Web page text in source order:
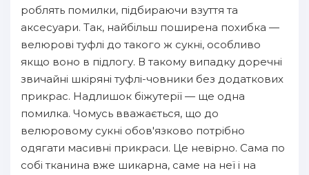
роблять помилки, підбираючи взуття та
аксесуари. Так, найбільш поширена похибка —
велюрові туфлі до такого ж сукні, особливо
якщо воно в підлогу. В такому випадку доречні
звичайні шкіряні туфлі-човники без додаткових
прикрас. Надлишок біжутерії — ще одна
помилка. Чомусь вважається, що до
велюровому сукні обов'язково потрібно
одягати масивні прикраси. Це невірно. Сама по
собі тканина вже шикарна, саме на неї і на